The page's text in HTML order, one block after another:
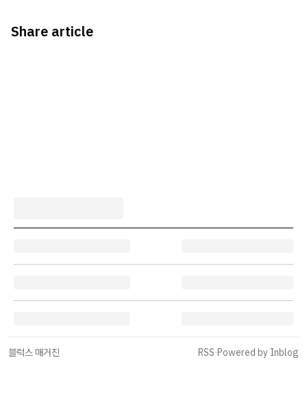
Share article
블럭스 매거진 RSS·Powered by Inblog